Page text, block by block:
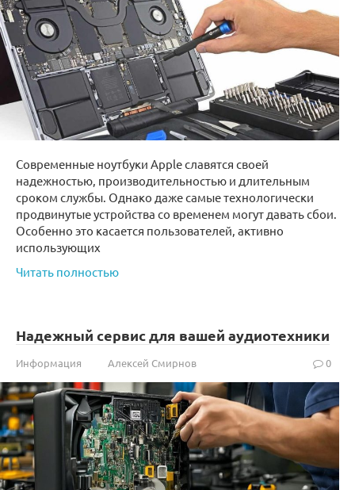
Современные ноутбуки Apple славятся своей
надежностью, производительностью и длительным
сроком службы. Однако даже самые технологически
продвинутые устройства со временем могут давать сбои.
Особенно это касается пользователей, активно
использующих
Читать полностью
Надежный сервис для вашей аудиотехники
Информация Алексей Смирнов 0